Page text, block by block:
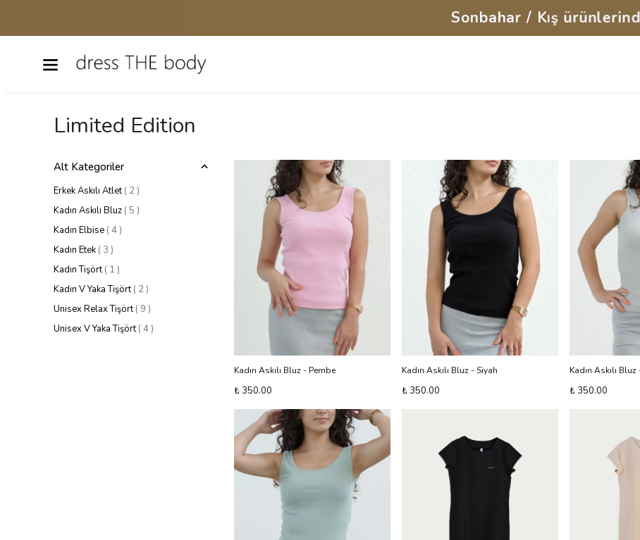
Sonbahar / Kış ürünlerinde %35'e varan indirimi
Limited Edition
Alt Kategoriler
Erkek Askılı Atlet ( 2 )
Kadın Askılı Bluz ( 5 )
Kadın Elbise ( 4 )
Kadın Etek ( 3 )
Kadın Tişört ( 1 )
Kadın V Yaka Tişört ( 2 )
Unisex Relax Tişört ( 9 )
Unisex V Yaka Tişört ( 4 )
Kadın Askılı Bluz - Pembe
₺ 350.00
Kadın Askılı Bluz - Siyah
₺ 350.00
Kadın Askılı
₺ 350.00